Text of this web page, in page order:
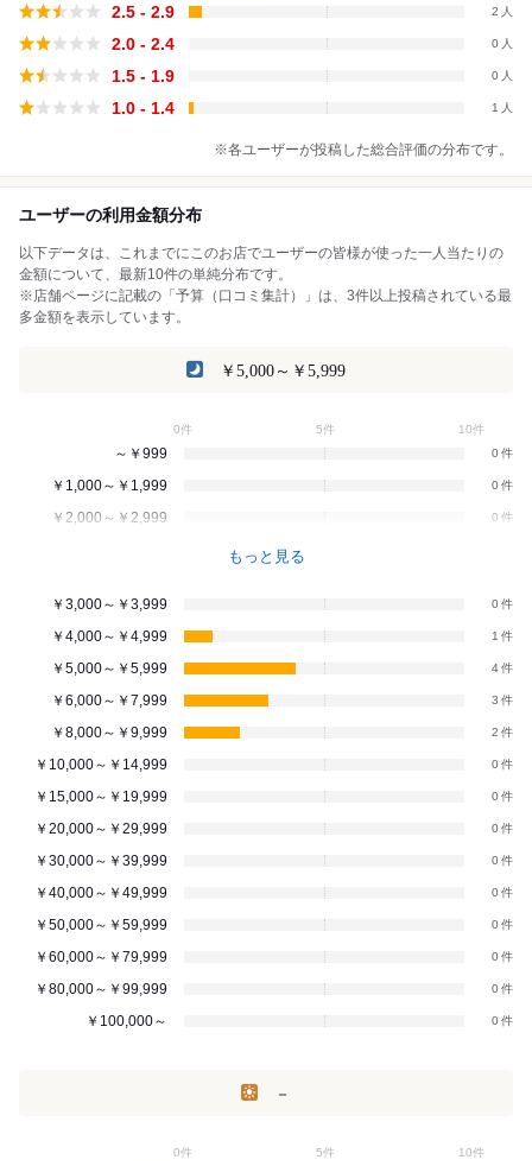
2.5 - 2.9 2
2.0 - 2.4 0
1.5 - 1.9 0
1.0 - 1.4 1
※各ユーザーが投稿した総合評価の分布です。
ユーザーの利用金額分布
以下データは、これまでにこのお店でユーザーの皆様が使った一人当たりの
金額について、最新10件の単純分布です。
※店舗ページに記載の「予算（口コミ集計）」は、3件以上投稿されている最
多金額を表示しています。
￥5,000～￥5,999
0件 5件 10件
～￥999 0
￥1,000～￥1,999 0
￥2,000～￥2,999 0
もっと見る
￥3,000～￥3,999 0
￥4,000～￥4,999 1
￥5,000～￥5,999 4
￥6,000～￥7,999 3
￥8,000～￥9,999 2
￥10,000～￥14,999 0
￥15,000～￥19,999 0
￥20,000～￥29,999 0
￥30,000～￥39,999 0
￥40,000～￥49,999 0
￥50,000～￥59,999 0
￥60,000～￥79,999 0
￥80,000～￥99,999 0
￥100,000～ 0
－
0件 5件 10件